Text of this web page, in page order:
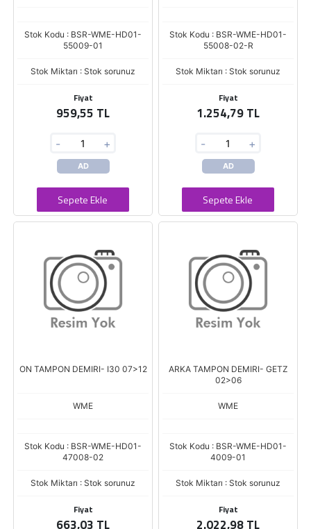
Stok Kodu : BSR-WME-HD01-
55009-01
Stok Miktarı : Stok sorunuz
Fiyat
959,55 TL
- +
AD
Sepete Ekle
Stok Kodu : BSR-WME-HD01-
55008-02-R
Stok Miktarı : Stok sorunuz
Fiyat
1.254,79 TL
- +
AD
Sepete Ekle
ON TAMPON DEMIRI- I30 07>12
WME
Stok Kodu : BSR-WME-HD01-
47008-02
Stok Miktarı : Stok sorunuz
Fiyat
663,03 TL
ARKA TAMPON DEMIRI- GETZ
02>06
WME
Stok Kodu : BSR-WME-HD01-
4009-01
Stok Miktarı : Stok sorunuz
Fiyat
2.022,98 TL